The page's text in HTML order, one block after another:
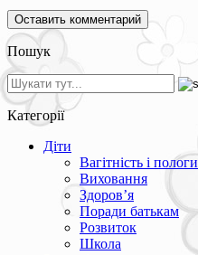
Пошук
Категорії
Діти
Вагітність і пологи
Виховання
Здоров’я
Поради батькам
Розвиток
Школа